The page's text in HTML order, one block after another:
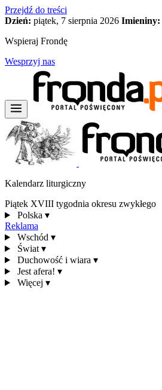
Przejdź do treści
Dzień: piątek, 7 sierpnia 2026 Imieniny:
Wspieraj Frondę
Wesprzyj nas
Kalendarz liturgiczny
Piątek XVIII tygodnia okresu zwykłego
Polska ▾
Reklama
Wschód ▾
Świat ▾
Duchowość i wiara ▾
Jest afera! ▾
Więcej ▾